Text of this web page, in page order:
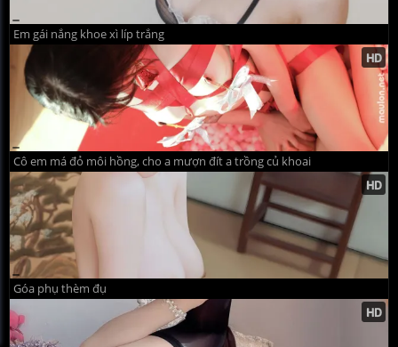
Em gái nắng khoe xì líp trắng
Cô em má đỏ môi hồng, cho a mượn đít a trồng củ khoai
Góa phụ thèm đụ